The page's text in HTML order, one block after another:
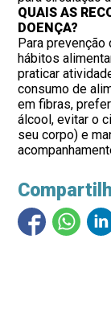
QUAIS AS
DOENÇA?
Para
hábitos
praticar
consumo de
em fibras,
álcool, evitar o
seu corpo) e